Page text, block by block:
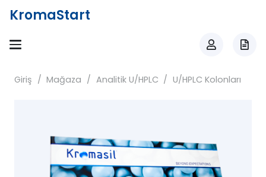
KromaStart
Giriş / Mağaza / Analitik U/HPLC / U/HPLC Kolonları